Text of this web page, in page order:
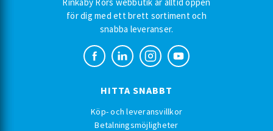
Rinkaby Rörs webbutik är alltid öppen
för dig med ett brett sortiment och
snabba leveranser.
HITTA SNABBT
Köp- och leveransvillkor
Betalningsmöjligheter